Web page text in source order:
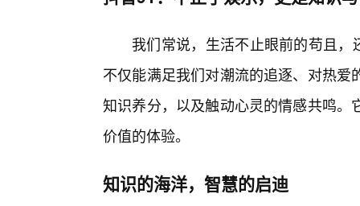
我们常说，生活不止眼前的苟且，
不仅能满足我们对潮流的追逐、对热
知识养分，以及触动心灵的情感共鸣
价值的体验。
知识的海洋，智慧的启迪